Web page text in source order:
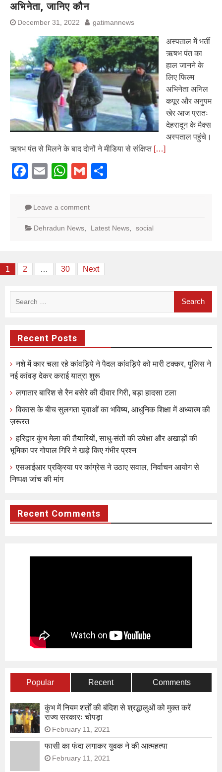
अभिनेता, जानिए कौन
December 31, 2022 gatimannews
अस्पताल में भर्ती
ऋषभ पंत का
हाल जानने के
लिए फिल्म
अभिनेता अनिल
कपूर और अनुपम
खेर आज प्रातः
देहरादून के मैक्स
अस्पताल पहुंचे।
ऋषभ पंत से मिलने के बाद दोनों ने मीडिया से संक्षिप्त […]
Facebook
EmailWhatsApp
Gmail
Leave a comment
Dehradun News Latest News social
Posts
1 2 … 30 Next
Recent Posts
नशे में कार चला रहे कांवड़िये ने पैदल कांवड़िये को मारी टक्कर, पुलिस ने
नई कांवड़ देकर कराई यात्रा शुरू
लगातार बारिश से रैन बसेरे की दीवार गिरी, बड़ा हादसा टला
विकास के बीच सुलगता युवाओं का भविष्य, आधुनिक शिक्षा में अध्यात्म की
ज़रूरत
हरिद्वार कुंभ मेला की तैयारियों, साधु-संतों की उपेक्षा और अखाड़ों की
भूमिका पर गोपाल गिरि ने खड़े किए गंभीर प्रश्न
एसआईआर प्रक्रिया पर कांग्रेस ने उठाए सवाल, निर्वाचन आयोग से
निष्पक्ष जांच की मांग
Recent Comments
Popular Recent Comments
कुंभ में नियम शर्तों की बंदिश से श्रद्धालुओं को मुक्त करें
राज्य सरकारः चोपड़ा
February 11, 2021
फासी का फंदा लगाकर युवक ने की आत्महत्या
February 11, 2021